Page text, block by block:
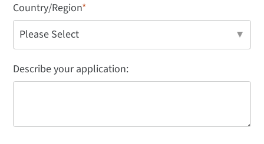
Country/Region*
Describe your application: